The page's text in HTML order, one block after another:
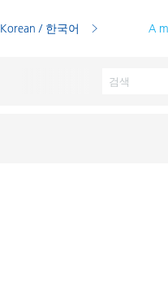
Korean / 한국어 A